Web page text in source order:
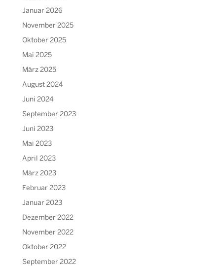
Januar 2026
November 2025
Oktober 2025
Mai 2025
März 2025
August 2024
Juni 2024
September 2023
Juni 2023
Mai 2023
April 2023
März 2023
Februar 2023
Januar 2023
Dezember 2022
November 2022
Oktober 2022
September 2022